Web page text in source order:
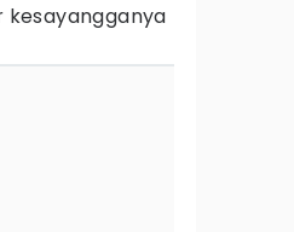
kesayangganya